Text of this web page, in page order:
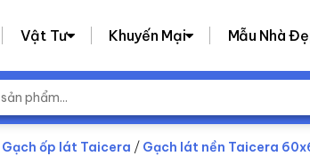
Vật Tư Khuyến Mại Mẫu Nhà
Gạch ốp lát Taicera / Gạch lát nền Taicera